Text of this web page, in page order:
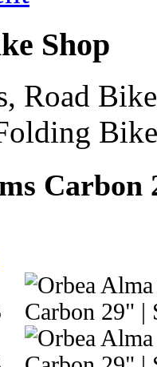
Shop
Road
Carbon